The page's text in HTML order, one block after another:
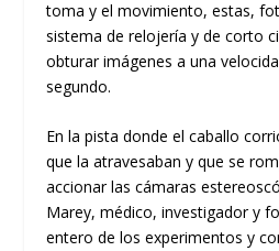
toma y el movimiento, estas,
sistema de relojería y de corto
obturar imágenes a una
segundo.
En la pista donde el caballo
que la atravesaban y que se
accionar las cámaras
Marey, médico, investigador y
entero de los experimentos y